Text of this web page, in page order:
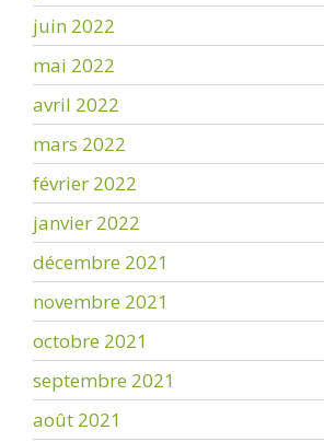
juin 2022
mai 2022
avril 2022
mars 2022
février 2022
janvier 2022
décembre 2021
novembre 2021
octobre 2021
septembre 2021
août 2021